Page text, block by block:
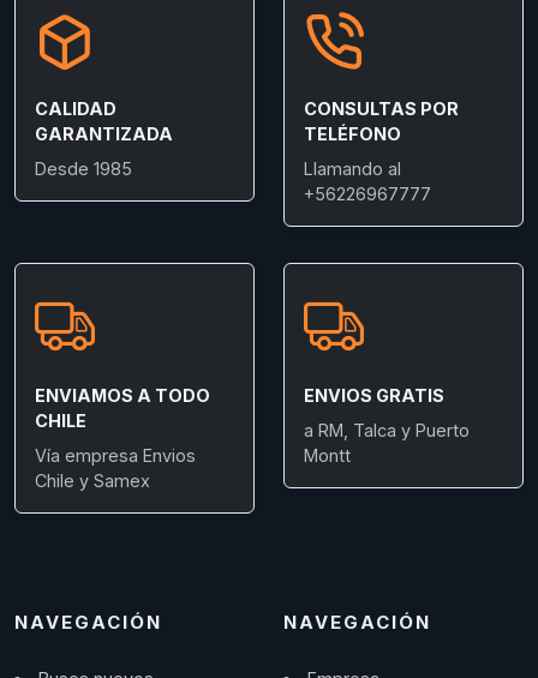
CALIDAD
GARANTIZADA
Desde 1985
CONSULTAS POR
TELÉFONO
Llamando al
+56226967777
ENVIAMOS A TODO
CHILE
Vía empresa Envios
Chile y Samex
ENVIOS GRATIS
a RM, Talca y Puerto
Montt
NAVEGACIÓN NAVEGACIÓN